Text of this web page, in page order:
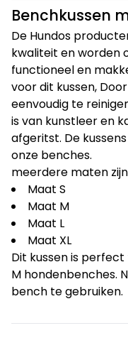
Benchkussen
De Hundos
kwaliteit en worden
functioneel en
voor dit kussen,
eenvoudig te
is van kunstleer en
afgeritst. De
onze benches.
meerdere maten
Maat S
Maat M
Maat L
Maat XL
Dit kussen is
M hondenbenches.
bench te gebruiken.